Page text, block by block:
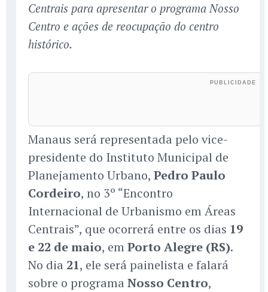
Centrais para apresentar o programa Nosso
Centro e ações de reocupação do centro
histórico.
Manaus será representada pelo vice-
presidente do Instituto Municipal de
Planejamento Urbano, Pedro Paulo
Cordeiro, no 3º “Encontro
Internacional de Urbanismo em Áreas
Centrais”, que ocorrerá entre os dias 19
e 22 de maio, emPorto Alegre (RS).
No dia 21, ele será painelista e falará
sobre o programa Nosso Centro,